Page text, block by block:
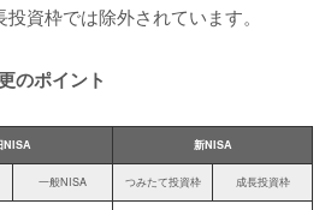
資枠では除外されています。
のポイント
NISA 新NISA
一般NISA つみたて投資枠 成長投資枠